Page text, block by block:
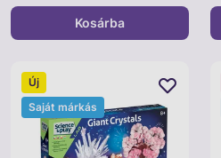
Kosárba
Új
Saját márkás